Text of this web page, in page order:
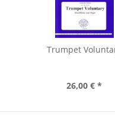
Trumpet
26,00 € *